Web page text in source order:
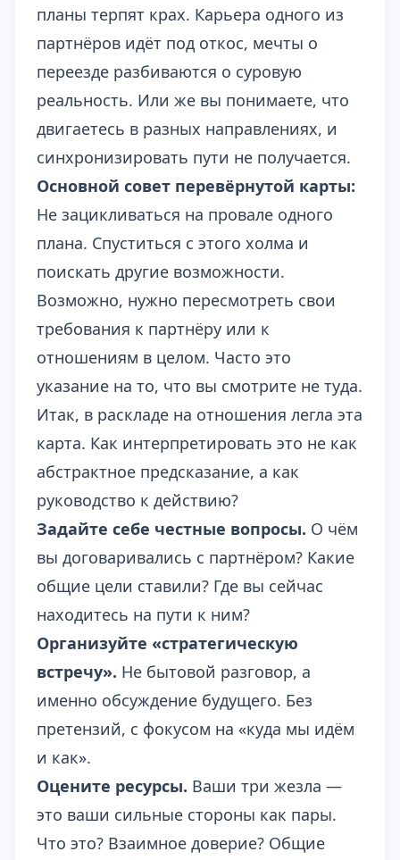
планы терпят крах. Карьера одного из
партнёров идёт под откос, мечты о
переезде разбиваются о суровую
реальность. Или же вы понимаете, что
двигаетесь в разных направлениях, и
синхронизировать пути не получается.
Основной совет перевёрнутой карты:
Не зацикливаться на провале одного
плана. Спуститься с этого холма и
поискать другие возможности.
Возможно, нужно пересмотреть свои
требования к партнёру или к
отношениям в целом. Часто это
указание на то, что вы смотрите не туда.
Итак, в раскладе на отношения легла эта
карта. Как интерпретировать это не как
абстрактное предсказание, а как
руководство к действию?
Задайте себе честные вопросы. О чём
вы договаривались с партнёром? Какие
общие цели ставили? Где вы сейчас
находитесь на пути к ним?
Организуйте «стратегическую
встречу». Не бытовой разговор, а
именно обсуждение будущего. Без
претензий, с фокусом на «куда мы идём
и как».
Оцените ресурсы. Ваши три жезла —
это ваши сильные стороны как пары.
Что это? Взаимное доверие? Общие